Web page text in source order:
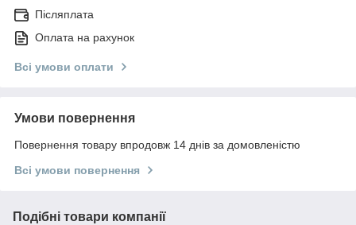
Післяплата
Оплата на рахунок
Всі умови оплати
Умови повернення
Повернення товару впродовж 14 днів за домовленістю
Всі умови повернення
Подібні товари компанії